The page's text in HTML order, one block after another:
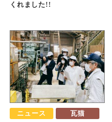
くれました!!
ニュース 瓦猫